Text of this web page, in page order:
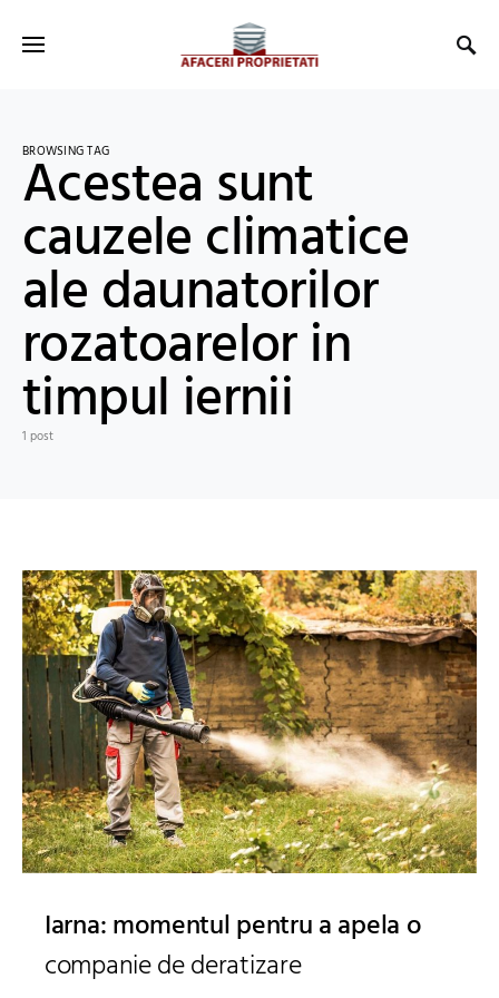
BROWSING TAG
Acestea sunt
cauzele climatice
ale daunatorilor
rozatoarelor in
timpul iernii
1 post
Iarna: momentul pentru a apela o
companie de deratizare